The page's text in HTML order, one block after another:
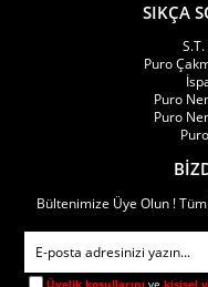
Puro Tüpü Ne İşe Yarar?
Puro tüpleri, özellikle taşıma
Puro tüpü kullanım
Düzenli taşıma alanı oluşturur
Cep ve çanta kullanımına
SIKÇA
Puro
Puro
Puro
Bültenimize Üye Olun !
Üyelik koşullarını vekişisel